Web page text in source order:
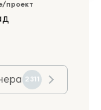
проект
2311